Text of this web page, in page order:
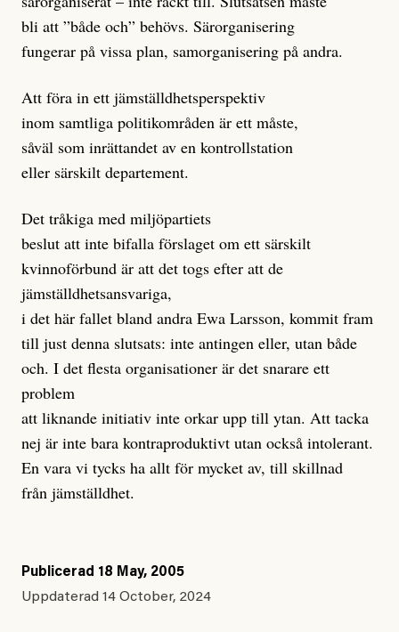
bli att ”både och” behövs. Särorganisering
fungerar på vissa plan, samorganisering på andra.
Att föra in ett jämställdhetsperspektiv
inom samtliga politikområden är ett måste,
såväl som inrättandet av en kontrollstation
eller särskilt departement.
Det tråkiga med miljöpartiets
beslut att inte bifalla förslaget om ett särskilt
kvinnoförbund är att det togs efter att de
jämställdhetsansvariga,
i det här fallet bland andra Ewa Larsson, kommit fram
till just denna slutsats: inte antingen eller, utan både
och. I det flesta organisationer är det snarare ett
problem
att liknande initiativ inte orkar upp till ytan. Att tacka
nej är inte bara kontraproduktivt utan också intolerant.
En vara vi tycks ha allt för mycket av, till skillnad
från jämställdhet.
Publicerad 18 May, 2005
Uppdaterad 14 October, 2024